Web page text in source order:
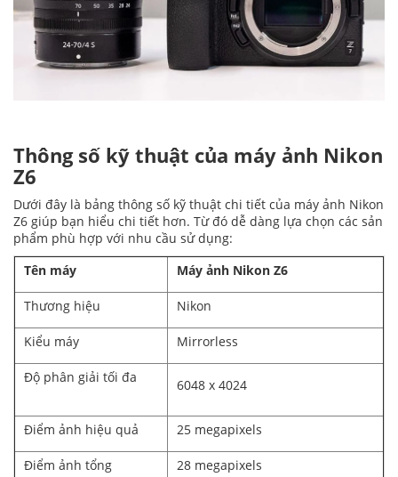
Thông số kỹ thuật của máy ảnh Nikon
Z6
Dưới đây là bảng thông số kỹ thuật chi tiết của máy ảnh Nikon
Z6 giúp bạn hiểu chi tiết hơn. Từ đó dễ dàng lựa chọn các sản
phẩm phù hợp với nhu cầu sử dụng:
Tên máy
Máy ảnh Nikon Z6
Thương hiệu Nikon
Kiểu máy Mirrorless
Độ phân giải tối đa 6048 x 4024
Điểm ảnh hiệu quả 25 megapixels
Điểm ảnh tổng 28 megapixels